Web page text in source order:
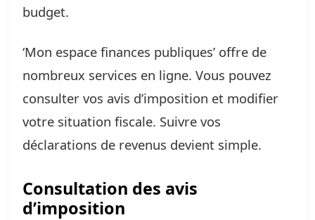
budget.
‘Mon espace finances publiques’ offre de
nombreux services en ligne. Vous pouvez
consulter vos avis d’imposition et modifier
votre situation fiscale. Suivre vos
déclarations de revenus devient simple.
Consultation des avis
d’imposition